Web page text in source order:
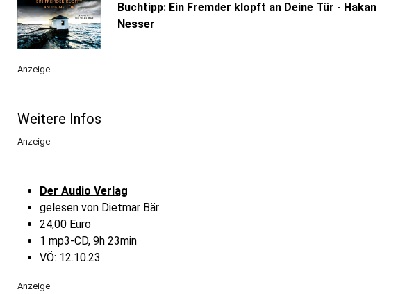
Buchtipp: Ein Fremder klopft an Deine Tür - Hakan
Nesser
Anzeige
Weitere Infos
Anzeige
Der Audio Verlag
gelesen von Dietmar Bär
24,00 Euro
1 mp3-CD, 9h 23min
VÖ: 12.10.23
Anzeige